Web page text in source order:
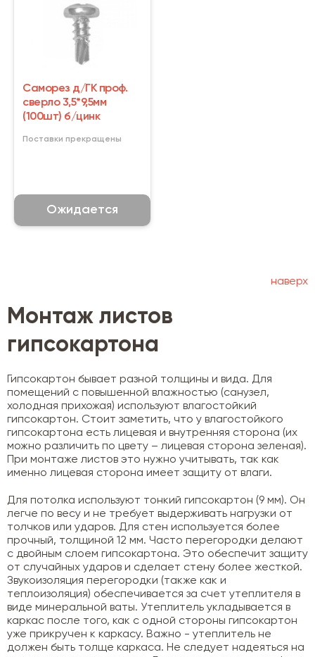
Саморез д/ГК проф.
сверло 3,5*9,5мм
(100шт) б/цинк
Поставки прекращены
Ожидается
наверх
Монтаж листов
гипсокартона
Гипсокартон бывает разной толщины и вида. Для
помещений с повышенной влажностью (санузел,
холодная прихожая) используют влагостойкий
гипсокартон. Стоит заметить, что у влагостойкого
гипсокартона есть лицевая и внутренняя сторона (их
можно различить по цвету – лицевая сторона зеленая).
При монтаже листов это нужно учитывать, так как
именно лицевая сторона имеет защиту от влаги.
Для потолка используют тонкий гипсокартон (9 мм). Он
легче по весу и не требует выдерживать нагрузки от
толчков или ударов. Для стен используется более
прочный, толщиной 12 мм. Часто перегородки делают
с двойным слоем гипсокартона. Это обеспечит защиту
от случайных ударов и сделает стену более жесткой.
Звукоизоляция перегородки (также как и
теплоизоляция) обеспечивается за счет утеплителя в
виде минеральной ваты. Утеплитель укладывается в
каркас после того, как с одной стороны гипсокартон
уже прикручен к каркасу. Важно - утеплитель не
должен быть толще каркаса. Не следует надеяться на